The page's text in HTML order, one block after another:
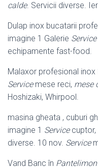
calde. Servicii diverse.
Dulap inox bucatarii
imagine 1 Galerie Service
echipamente fast-food.
Malaxor profesional inox
Servicemese reci, mese
Hoshizaki, Whirpool.
masina gheata , cuburi
imagine 1 Servicecuptor,
diverse. 10 nov. Service
Vand Banc în Pantelimon